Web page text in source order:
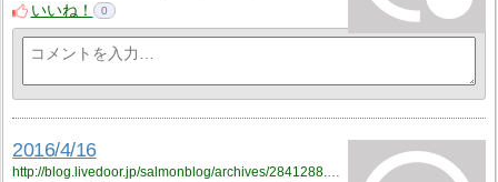
いいね！
0
2016/4/16
http://blog.livedoor.jp/salmonblog/archives/2841288.html